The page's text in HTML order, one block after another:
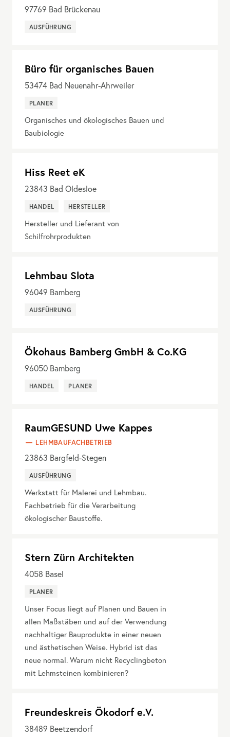
97769 Bad Brückenau
AUSFÜHRUNG
Büro für organisches Bauen
53474 Bad Neuenahr-Ahrweiler
PLANER
Organisches und ökologisches Bauen und
Baubiologie
Hiss Reet eK
23843 Bad Oldesloe
HANDEL HERSTELLER
Hersteller und Lieferant von
Schilfrohrprodukten
Lehmbau Slota
96049 Bamberg
AUSFÜHRUNG
Ökohaus Bamberg GmbH & Co.KG
96050 Bamberg
HANDEL PLANER
RaumGESUND Uwe Kappes
LEHMBAUFACHBETRIEB
23863 Bargfeld-Stegen
AUSFÜHRUNG
Werkstatt für Malerei und Lehmbau.
Fachbetrieb für die Verarbeitung
ökologischer Baustoffe.
Stern Zürn Architekten
4058 Basel
PLANER
Unser Focus liegt auf Planen und Bauen in
allen Maßstäben und auf der Verwendung
nachhaltiger Bauprodukte in einer neuen
und ästhetischen Weise. Hybrid ist das
neue normal. Warum nicht Recyclingbeton
mit Lehmsteinen kombinieren?
Freundeskreis Ökodorf e.V.
38489 Beetzendorf